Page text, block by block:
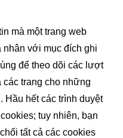
mà một trang web
nhân với mục đích ghi
để theo dõi các lượt
các trang cho những
hết các trình duyệt
tuy nhiên, bạn
tất cả các cookies